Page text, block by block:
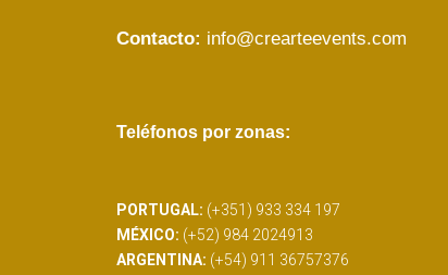
Contacto: info@crearteevents.com
Teléfonos por zonas:
PORTUGAL: (+351) 933 334 197
MÉXICO: (+52) 984 2024913
ARGENTINA: (+54) 911 36757376